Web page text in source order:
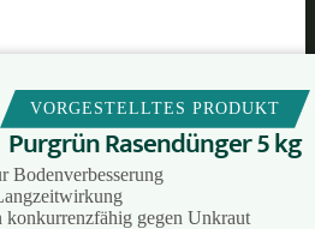
VORGESTELLTES PRODUKT
Purgrün Rasendünger 5 kg
Bodenverbesserung
konkurrenzfähig gegen Unkraut